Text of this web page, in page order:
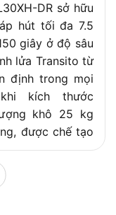
cấp SE hoặc cao
DR sở hữu
hút tối đa 7.5
giây ở độ sâu
lửa Transito từ
định trong mọi
kích thước
khô 25 kg
được chế tạo
WL30XH-DR